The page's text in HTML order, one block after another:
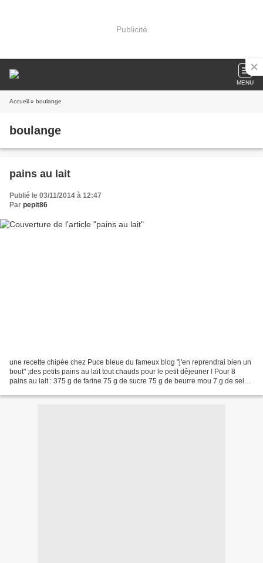
Publicité
MENU
Accueil » boulange
boulange
pains au lait
Publié le 03/11/2014 à 12:47
Par pepit86
une recette chipée chez Puce bleue du fameux blog "j'en reprendrai bien un
bout" ;des petits pains au lait tout chauds pour le petit dêjeuner ! Pour 8
pains au lait : 375 g de farine 75 g de sucre 75 g de beurre mou 7 g de sel